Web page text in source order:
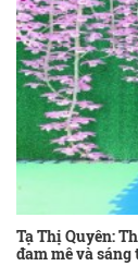
Tạ Thị Quyên:
đam mê và sáng